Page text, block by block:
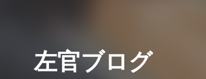
左官ブログ